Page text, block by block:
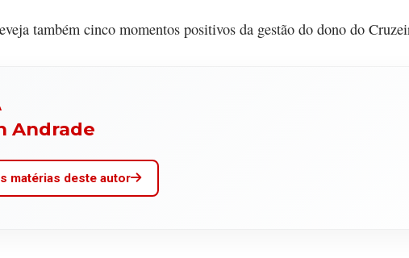
também cinco momentos positivos da gestão do dono do
Andrade
matérias deste autor